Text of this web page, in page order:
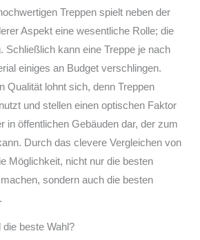
Treppen spielt neben der
Aspekt eine wesentliche Rolle; die
Schließlich kann eine Treppe je nach
einiges an Budget verschlingen.
Qualität lohnt sich, denn Treppen
und stellen einen optischen Faktor
in öffentlichen Gebäuden dar, der zum
Durch das clevere Vergleichen von
Möglichkeit, nicht nur die besten
sondern auch die besten
beste Wahl?